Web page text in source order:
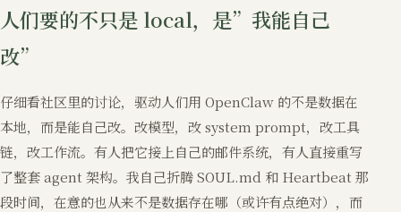
人们要的不只是 local，是”我能自己
改”
仔细看社区里的讨论，驱动人们用 OpenClaw 的不是数据在
本地，而是能自己改。改模型，改 system prompt，改工具
链，改工作流。有人把它接上自己的邮件系统，有人直接重写
了整套 agent 架构。我自己折腾 SOUL.md 和 Heartbeat 那
段时间，在意的也从来不是数据存在哪（或许有点绝对），而